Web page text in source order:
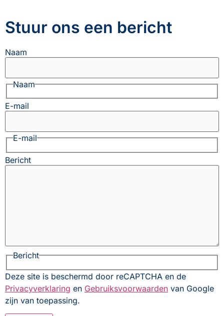
Stuur ons een bericht
Naam
Naam
E-mail
E-mail
Bericht
Bericht
Deze site is beschermd door reCAPTCHA en de
Privacyverklaring en Gebruiksvoorwaarden van Google
zijn van toepassing.